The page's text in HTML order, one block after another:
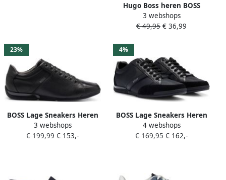
Hugo Boss heren BOSS
slippers contrast logo
blauw
3 webshops
€ 49,95 € 36,99
23%
BOSS Lage Sneakers Heren
Saturn Lowp Maat: 43
Materiaal: Leer Kleur: Zwart
3 webshops
€ 199,99 € 153,-
4%
BOSS Lage Sneakers Heren
Saturn Lowp Maat: 44
Materiaal: Textiel Kleur:
4 webshops
€ 169,95 € 162,-